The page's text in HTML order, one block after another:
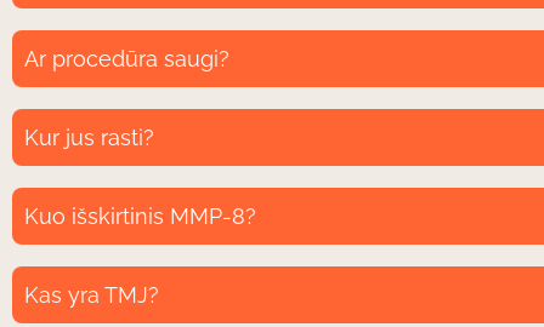
Ar procedūra saugi?
Kur jus rasti?
Kuo išskirtinis MMP-8?
Kas yra TMJ?